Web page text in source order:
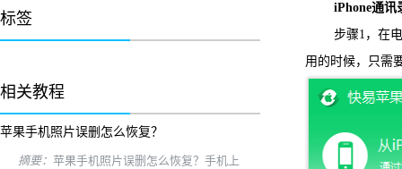
标签
相关教程
苹果手机照片误删怎么恢复？
摘要： 苹果手机照片误删怎么恢复？手机上
iPhone通讯
步骤1，在电脑
用的时候，只需